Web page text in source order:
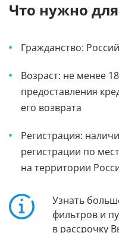
Что нужно
Гражданство:
Возраст: не менее
предоставления
его возврата
Регистрация:
регистрации по
на территории
Узнать
фильтров и
в рассрочку